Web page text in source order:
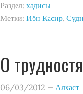
Раздел: хадисы
Метки: Ибн Касир,
06/03/2012 — Алхаст